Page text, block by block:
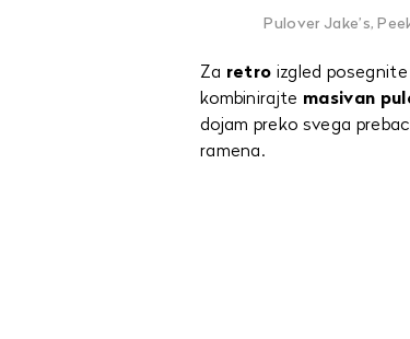
Pulover Jake’s,
Za retro izgled posegnite
kombinirajte masivan
dojam preko svega
ramena.